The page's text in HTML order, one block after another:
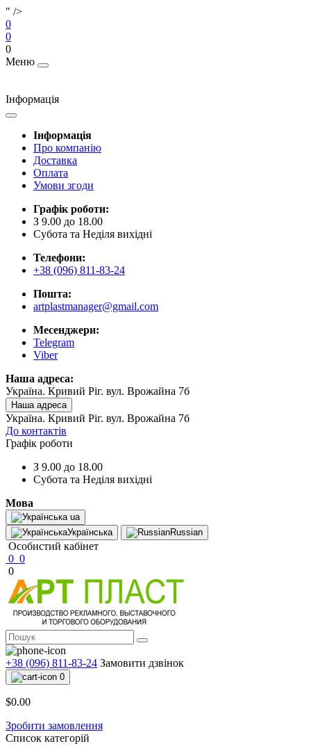
" />
0
0
0
Меню
Інформація
Інформація
Про компанію
Доставка
Оплата
Умови згоди
Графік роботи:
З 9.00 до 18.00
Субота та Неділя вихідні
Телефони:
+38 (096) 811-83-24
Пошта:
artplastmanager@gmail.com
Месенджери:
Telegram
Viber
Наша адреса:
Україна. Кривий Ріг. вул. Врожайна 7б
Наша адреса
Україна. Кривий Ріг. вул. Врожайна 7б
До контактів
Графік роботи
З 9.00 до 18.00
Субота та Неділя вихідні
Мова
ua
Українська
Russian
Особистий кабінет
0 0
0
+38 (096) 811-83-24 Замовити дзвінок
0
$0.00
Зробити замовлення
Список категорій